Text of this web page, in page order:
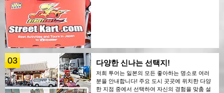
03 다양한 신나는 선택지!
저희 투어는 일본의 모든 좋아하는 명소로 여러
분을 안내합니다! 주요 도시 곳곳에 위치한 다양
한 지점 중에서 선택하여 자신의 경험을 맞춤 설